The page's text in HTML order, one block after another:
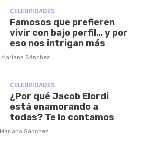
CELEBRIDADES
Famosos que prefieren
vivir con bajo perfil… y por
eso nos intrigan más
Mariana Sánchez
CELEBRIDADES
¿Por qué Jacob Elordi
está enamorando a
todas? Te lo contamos
Mariana Sánchez